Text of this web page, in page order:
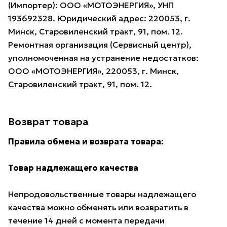
(Импортер): ООО «МОТОЭНЕРГИЯ», УНП
193692328. Юридический адрес: 220053, г.
Минск, Старовиленский тракт, 91, пом. 12.
Ремонтная организация (Сервисный центр),
уполномоченная на устранение недостатков:
ООО «МОТОЭНЕРГИЯ», 220053, г. Минск,
Старовиленский тракт, 91, пом. 12.
Возврат товара
Правила обмена и возврата товара:
Товар надлежащего качества
Непродовольственные товары надлежащего
качества можно обменять или возвратить в
течение 14 дней с момента передачи